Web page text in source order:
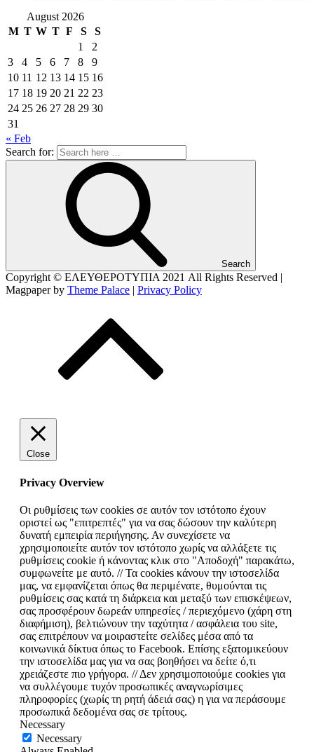
August 2026
M T W T F S
S
1
2
3
4 5 6 7 8
9
10 11 12 13 14 15 16
17 18 19 20 21 22 23
24 25 26 27 28 29 30
31
« Feb
Search for:
Search
Copyright © ΕΛΕΥΘΕΡΟΤΥΠΙΑ 2021 All Rights Reserved |
Magpaper by Theme Palace | Privacy Policy
Close
Privacy Overview
Οι ρυθμίσεις των cookies σε αυτόν τον ιστότοπο έχουν
οριστεί ως "επιτρεπτές" για να σας δώσουν την καλύτερη
δυνατή εμπειρία περιήγησης. Αν συνεχίσετε να
χρησιμοποιείτε αυτόν τον ιστότοπο χωρίς να αλλάξετε τις
ρυθμίσεις cookie ή κάνοντας κλικ στο "Αποδοχή" παρακάτω,
συμφωνείτε με αυτό. // Τα cookies κάνουν την ιστοσελίδα
μας, να εμφανίζεται όπως θα περιμένατε, θυμούνται τις
ρυθμίσεις σας κατά τη διάρκεια και μεταξύ των επισκέψεων,
σας προσφέρουν δωρεάν υπηρεσίες / περιεχόμενο (χάρη στη
διαφήμιση), βελτιώνουν την ταχύτητα / ασφάλεια του site,
σας επιτρέπουν να μοιραστείτε σελίδες μέσα από τα
κοινωνικά δίκτυα όπως το Facebook. Επίσης εξατομικεύουν
την ιστοσελίδα μας για να σας βοηθήσει να δείτε ό,τι
χρειάζεστε πιο γρήγορα. // Δεν χρησιμοποιούμε cookies για
να συλλέγουμε τυχόν προσωπικές αναγνωρίσιμες
πληροφορίες (χωρίς τη ρητή άδειά σας) η για να περάσουμε
προσωπικά δεδομένα σας σε τρίτους.
Necessary
Necessary